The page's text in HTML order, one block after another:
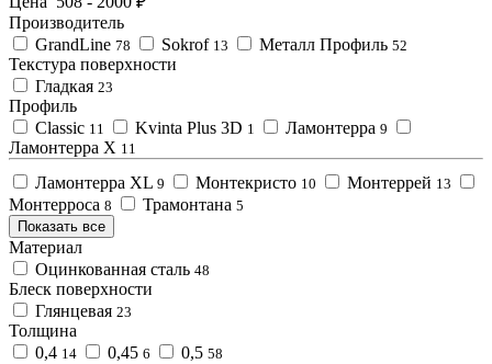
Производитель
GrandLine 78 Sokrof 13 Металл Профиль 52
Текстура поверхности
Гладкая 23
Профиль
Classic 11 Kvinta Plus 3D 1 Ламонтерра 9
Ламонтерра X 11
Ламонтерра XL 9 Монтекристо 10 Монтеррей 13
Монтерроса 8 Трамонтана 5
Показать все
Материал
Оцинкованная сталь 48
Блеск поверхности
Глянцевая 23
Толщина
0,4 14 0,45 6 0,5 58